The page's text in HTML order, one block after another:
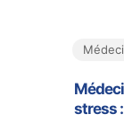
stress